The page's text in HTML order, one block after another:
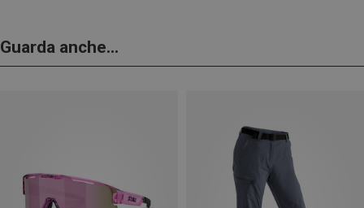
Guarda anche...